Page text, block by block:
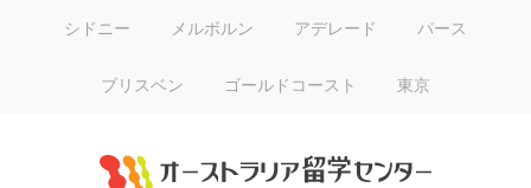
シドニー メルボルン アデレード パース
ブリスベン ゴールドコースト 東京